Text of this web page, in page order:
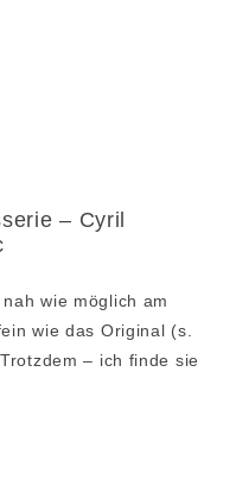
– Cyril
wie möglich am
wie das Original (s.
– ich finde sie